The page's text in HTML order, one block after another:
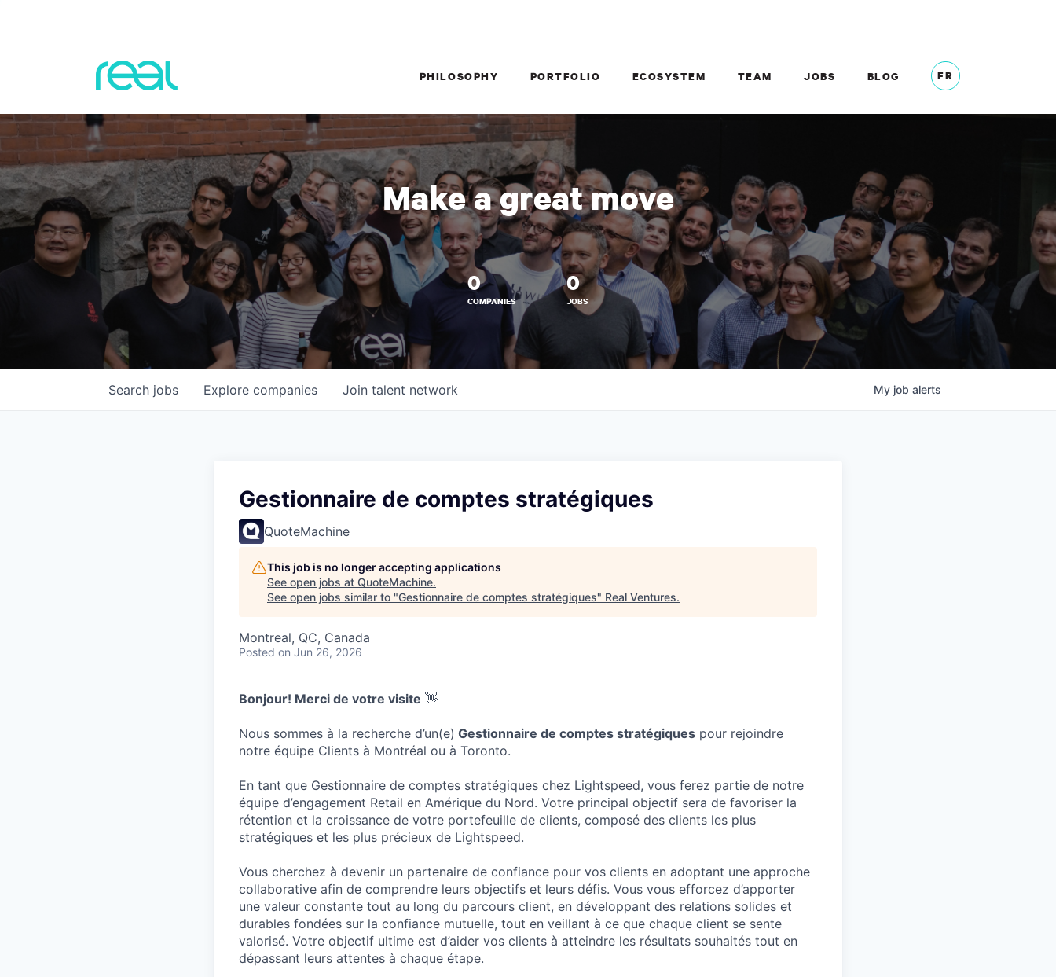
PHILOSOPHY PORTFOLIO ECOSYSTEM TEAM JOBS BLOG FR
Make a great move
0
COMPANIES
0
JOBS
Search jobs Explore companies Join talent network My job alerts
Gestionnaire de comptes stratégiques
QuoteMachine
This job is no longer accepting applications
See open jobs at QuoteMachine.
See open jobs similar to "Gestionnaire de comptes stratégiques" Real Ventures.
Montreal, QC, Canada
Posted on Jun 26, 2026
Bonjour! Merci de votre visite 👋
Nous sommes à la recherche d’un(e) Gestionnaire de comptes stratégiques pour rejoindre
notre équipe Clients à Montréal ou à Toronto.
En tant que Gestionnaire de comptes stratégiques chez Lightspeed, vous ferez partie de notre
équipe d’engagement Retail en Amérique du Nord. Votre principal objectif sera de favoriser la
rétention et la croissance de votre portefeuille de clients, composé des clients les plus
stratégiques et les plus précieux de Lightspeed.
Vous cherchez à devenir un partenaire de confiance pour vos clients en adoptant une approche
collaborative afin de comprendre leurs objectifs et leurs défis. Vous vous efforcez d’apporter
une valeur constante tout au long du parcours client, en développant des relations solides et
durables fondées sur la confiance mutuelle, tout en veillant à ce que chaque client se sente
valorisé. Votre objectif ultime est d’aider vos clients à atteindre les résultats souhaités tout en
dépassant leurs attentes à chaque étape.